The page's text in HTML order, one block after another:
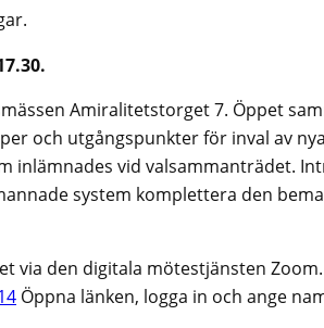
Amiralitetstorget 7. Öppet
och utgångspunkter för inval av
inlämnades vid valsammanträdet.
system komplettera den
via den digitala mötestjänsten
Öppna länken, logga in och ange